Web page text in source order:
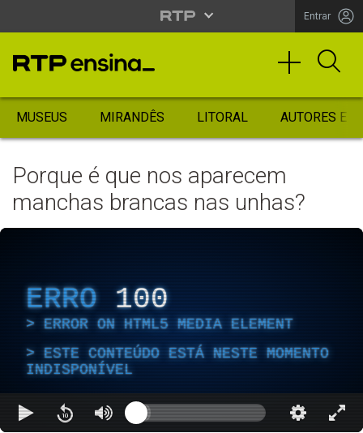
Entrar
MUSEUS MIRANDÊS LITORAL AUTORES
Porque é que nos aparecem
manchas brancas nas unhas?
ERRO 100
ERROR ON HTML5 MEDIA ELEMENT
ESTE CONTEÚDO ESTÁ NESTE MOMENTO
INDISPONÍVEL